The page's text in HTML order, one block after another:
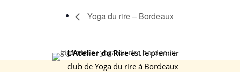
Yoga du rire – Bordeaux
L’Atelier du Rireest le premier
club de Yoga du rire à Bordeaux